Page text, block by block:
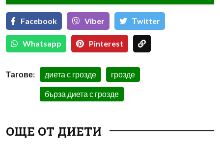
Facebook Viber Тwitter
Whatsapp Pinterest
Тагове: диета с грозде грозде
бърза диета с грозде
ОЩЕ ОТ ДИЕТИ